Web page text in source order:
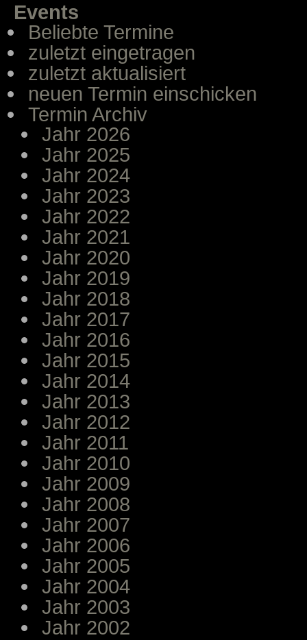
Events
Beliebte Termine
zuletzt eingetragen
zuletzt aktualisiert
neuen Termin einschicken
Termin Archiv
Jahr 2026
Jahr 2025
Jahr 2024
Jahr 2023
Jahr 2022
Jahr 2021
Jahr 2020
Jahr 2019
Jahr 2018
Jahr 2017
Jahr 2016
Jahr 2015
Jahr 2014
Jahr 2013
Jahr 2012
Jahr 2011
Jahr 2010
Jahr 2009
Jahr 2008
Jahr 2007
Jahr 2006
Jahr 2005
Jahr 2004
Jahr 2003
Jahr 2002